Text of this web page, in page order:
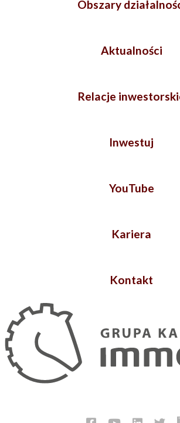
Obszary
Aktualności
Relacje
Inwestuj
YouTube
Kariera
Kontakt